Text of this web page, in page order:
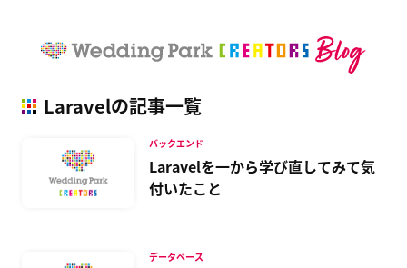
Laravelの記事一覧
Laravelを一から学び直してみて気
付いたこと
バックエンド
データベース